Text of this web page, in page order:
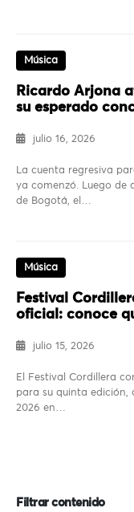
Música
Ricardo Arjona
su esperado
julio 16, 2026
La cuenta regresiva
ya comenzó. Luego de
de Bogotá, el…
Música
Festival
oficial: conoce
julio 15, 2026
El Festival Cordillera
para su quinta edición,
2026 en…
Filtrar contenido